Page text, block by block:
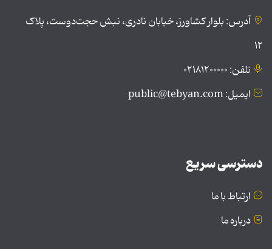
آدرس: بلوار کشاورز، خیابان نادری، نبش حجت‌دوست، پلاک
۱۲
تلفن: ۰۲۱۸۱۲۰۰۰۰۰
ایمیل: public@tebyan.com
دسترسی سریع
ارتباط با ما
درباره ما